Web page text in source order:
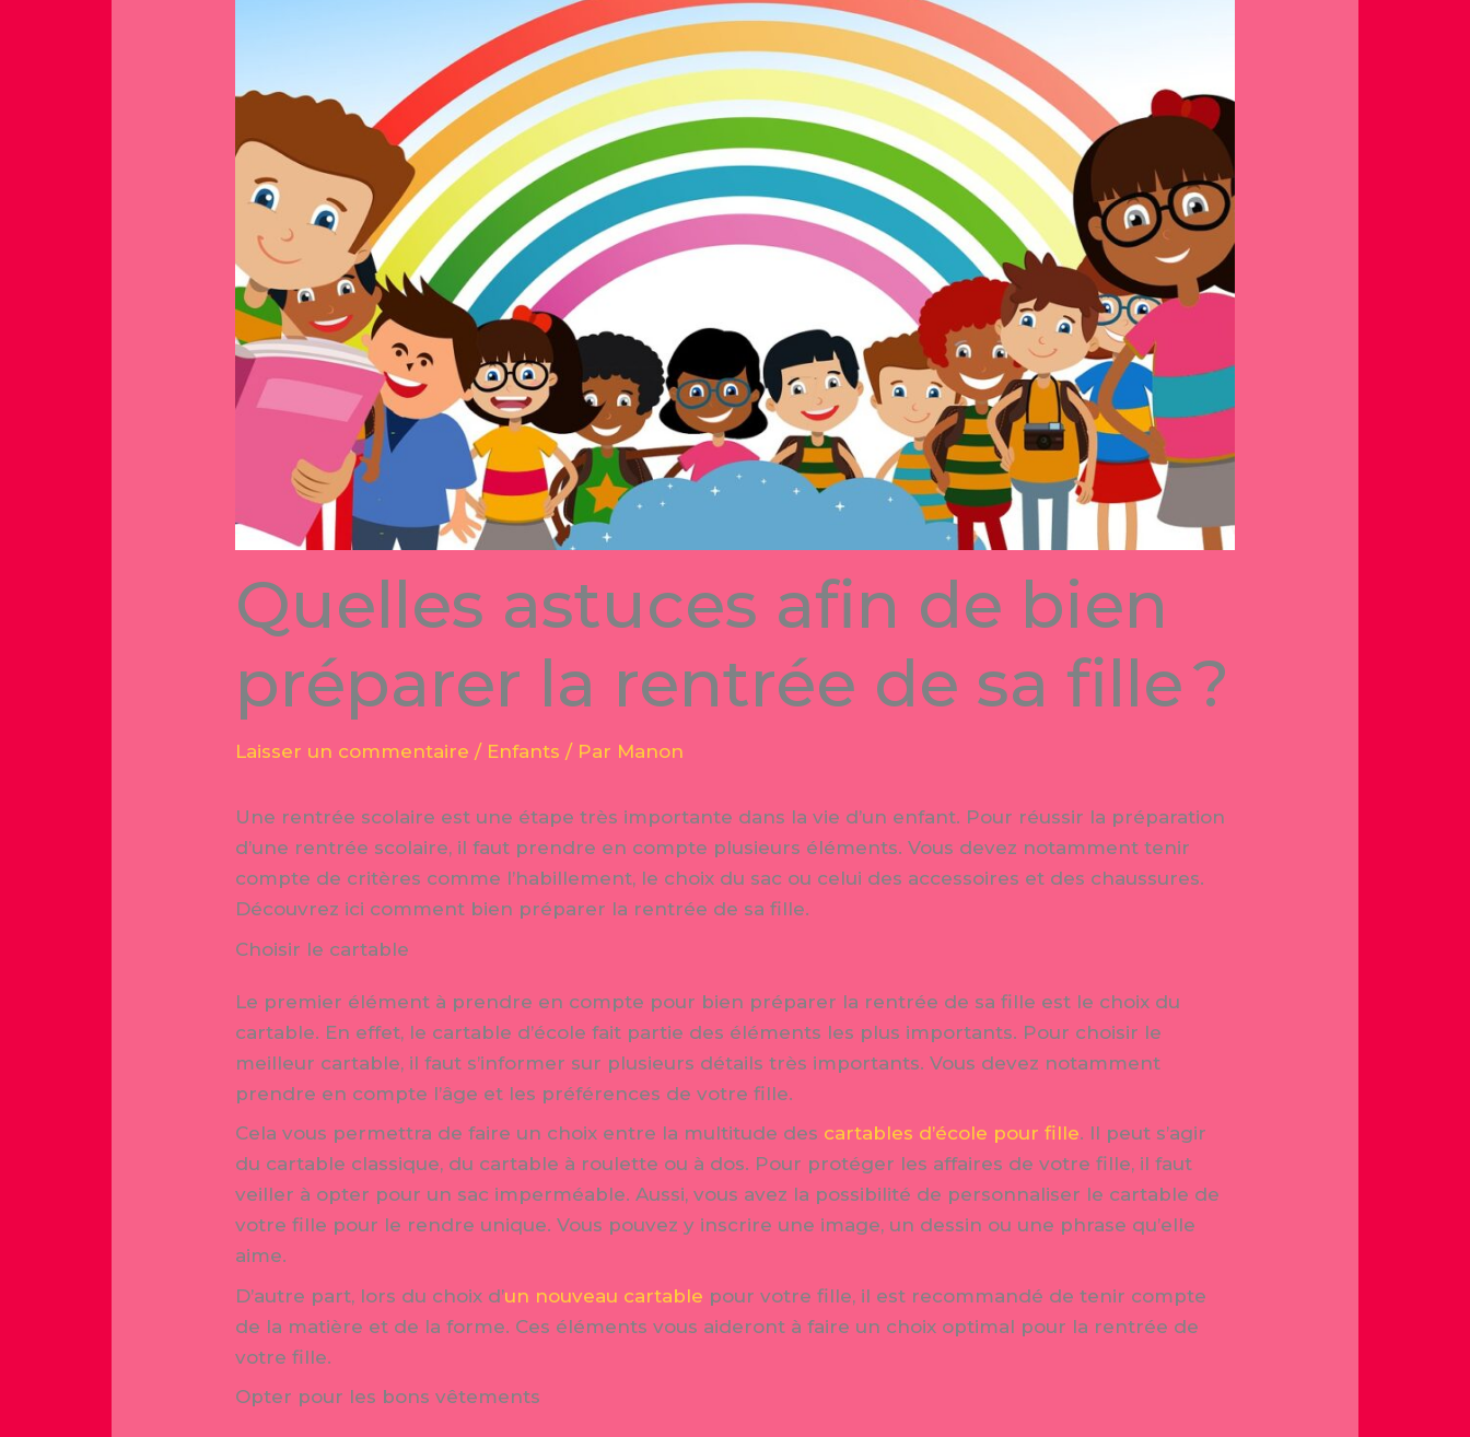
Quelles astuces afin de bien
préparer la rentrée de sa fille ?
Laisser un commentaire / Enfants / Par Manon
Une rentrée scolaire est une étape très importante dans la vie d’un enfant. Pour réussir la préparation
d’une rentrée scolaire, il faut prendre en compte plusieurs éléments. Vous devez notamment tenir
compte de critères comme l’habillement, le choix du sac ou celui des accessoires et des chaussures.
Découvrez ici comment bien préparer la rentrée de sa fille.
Choisir le cartable
Le premier élément à prendre en compte pour bien préparer la rentrée de sa fille est le choix du
cartable. En effet, le cartable d’école fait partie des éléments les plus importants. Pour choisir le
meilleur cartable, il faut s’informer sur plusieurs détails très importants. Vous devez notamment
prendre en compte l’âge et les préférences de votre fille.
Cela vous permettra de faire un choix entre la multitude des cartables d’école pour fille. Il peut s’agir
du cartable classique, du cartable à roulette ou à dos. Pour protéger les affaires de votre fille, il faut
veiller à opter pour un sac imperméable. Aussi, vous avez la possibilité de personnaliser le cartable de
votre fille pour le rendre unique. Vous pouvez y inscrire une image, un dessin ou une phrase qu’elle
aime.
D’autre part, lors du choix d’un nouveau cartable pour votre fille, il est recommandé de tenir compte
de la matière et de la forme. Ces éléments vous aideront à faire un choix optimal pour la rentrée de
votre fille.
Opter pour les bons vêtements